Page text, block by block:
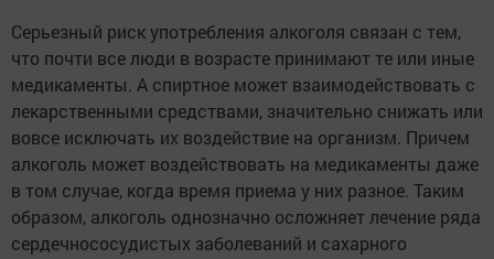
Серьезный риск употребления алкоголя связан с тем,
что почти все люди в возрасте принимают те или иные
медикаменты. А спиртное может взаимодействовать с
лекарственными средствами, значительно снижать или
вовсе исключать их воздействие на организм. Причем
алкоголь может воздействовать на медикаменты даже
в том случае, когда время приема у них разное. Таким
образом, алкоголь однозначно осложняет лечение ряда
сердечнососудистых заболеваний и сахарного